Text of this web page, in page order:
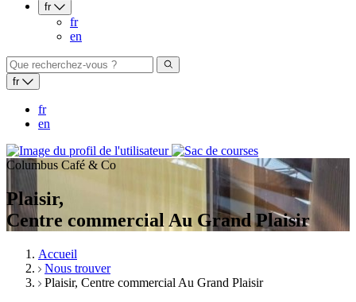
fr
fr
en
fr
fr
en
Columbus Café & Co
Plaisir,
Centre commercial Au Grand Plaisir
Accueil
Nous trouver
Plaisir, Centre commercial Au Grand Plaisir